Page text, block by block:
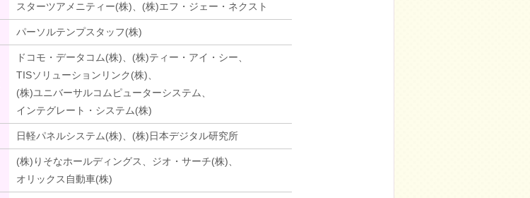
スターツアメニティー(株)、(株)エフ・ジェー・ネクスト
パーソルテンプスタッフ(株)
ドコモ・データコム(株)、(株)ティー・アイ・シー、
TISソリューションリンク(株)、
(株)ユニバーサルコムピューターシステム、
インテグレート・システム(株)
日軽パネルシステム(株)、(株)日本デジタル研究所
(株)りそなホールディングス、ジオ・サーチ(株)、
オリックス自動車(株)